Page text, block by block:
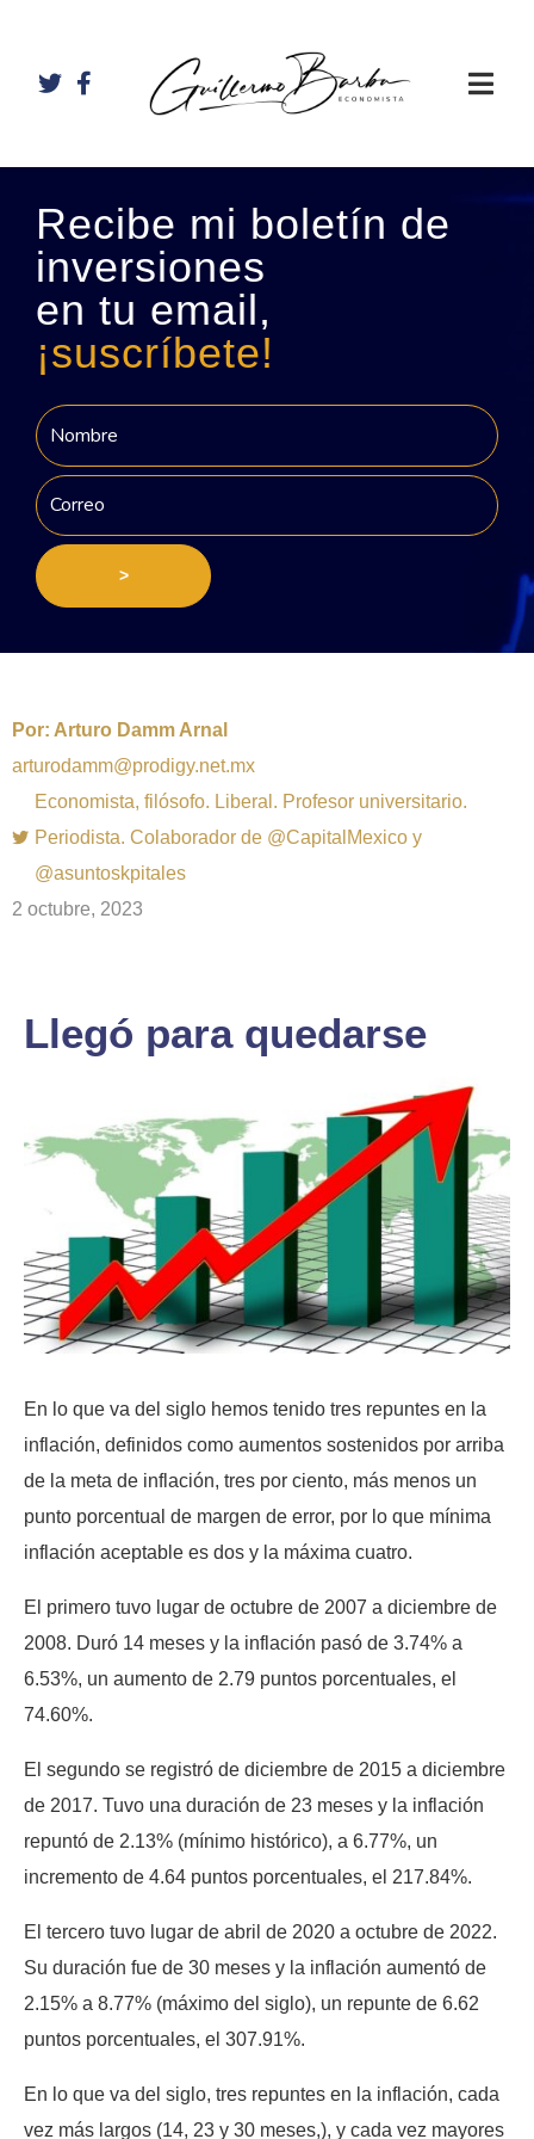
Recibe mi boletín de
inversiones
en tu email,
¡suscríbete!
>
Por: Arturo Damm Arnal
arturodamm@prodigy.net.mx
Economista, filósofo. Liberal. Profesor universitario.
Periodista. Colaborador de @CapitalMexico y
@asuntoskpitales
2 octubre, 2023
Llegó para quedarse
En lo que va del siglo hemos tenido tres repuntes en la
inflación, definidos como aumentos sostenidos por arriba
de la meta de inflación, tres por ciento, más menos un
punto porcentual de margen de error, por lo que mínima
inflación aceptable es dos y la máxima cuatro.
El primero tuvo lugar de octubre de 2007 a diciembre de
2008. Duró 14 meses y la inflación pasó de 3.74% a
6.53%, un aumento de 2.79 puntos porcentuales, el
74.60%.
El segundo se registró de diciembre de 2015 a diciembre
de 2017. Tuvo una duración de 23 meses y la inflación
repuntó de 2.13% (mínimo histórico), a 6.77%, un
incremento de 4.64 puntos porcentuales, el 217.84%.
El tercero tuvo lugar de abril de 2020 a octubre de 2022.
Su duración fue de 30 meses y la inflación aumentó de
2.15% a 8.77% (máximo del siglo), un repunte de 6.62
puntos porcentuales, el 307.91%.
En lo que va del siglo, tres repuntes en la inflación, cada
vez más largos (14, 23 y 30 meses,), y cada vez mayores